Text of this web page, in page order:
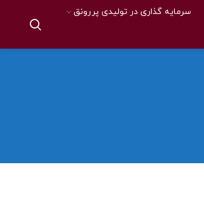
سرمایه گذاری در تولیدی پررونق